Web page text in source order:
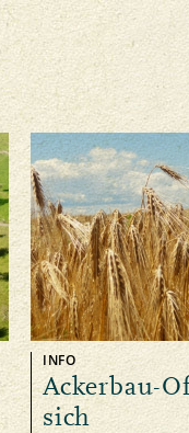
INFO
Ackerbau-
sich